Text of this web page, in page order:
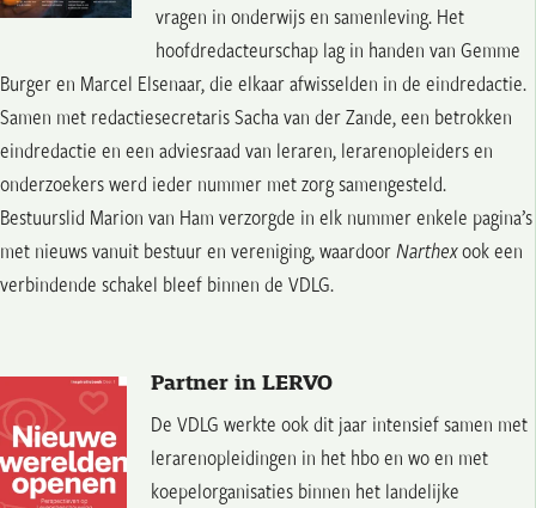
vragen in onderwijs en samenleving. Het
hoofdredacteurschap lag in handen van Gemme
Burger en Marcel Elsenaar, die elkaar afwisselden in de eindredactie.
Samen met redactiesecretaris Sacha van der Zande, een betrokken
eindredactie en een adviesraad van leraren, lerarenopleiders en
onderzoekers werd ieder nummer met zorg samengesteld.
Bestuurslid Marion van Ham verzorgde in elk nummer enkele pagina’s
met nieuws vanuit bestuur en vereniging, waardoorNarthexook een
verbindende schakel bleef binnen de VDLG.
Partner in LERVO
De VDLG werkte ook dit jaar intensief samen met
lerarenopleidingen in het hbo en wo en met
koepelorganisaties binnen het landelijke